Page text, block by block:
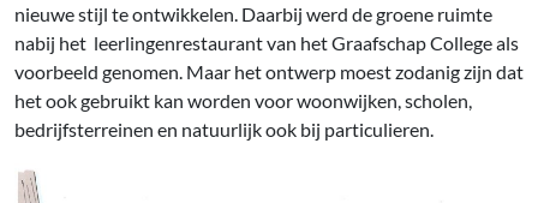
nieuwe stijl te ontwikkelen. Daarbij werd de groene ruimte
nabij het leerlingenrestaurant van het Graafschap College als
voorbeeld genomen. Maar het ontwerp moest zodanig zijn dat
het ook gebruikt kan worden voor woonwijken, scholen,
bedrijfsterreinen en natuurlijk ook bij particulieren.